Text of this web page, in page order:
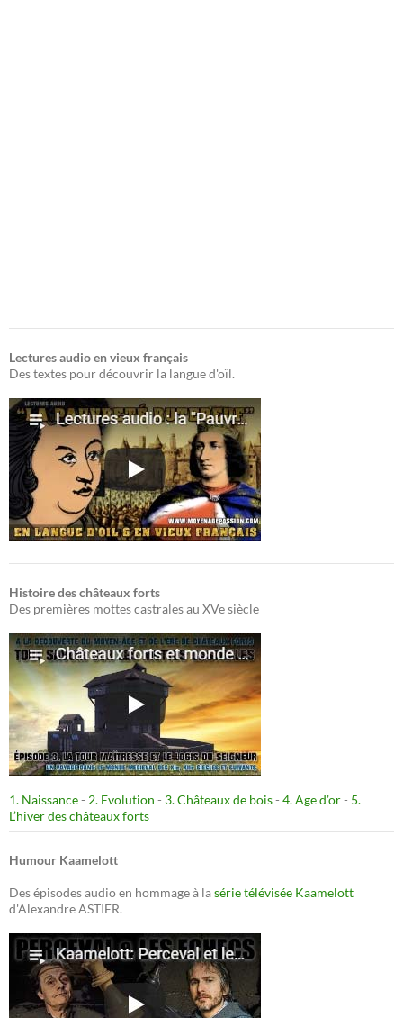
Lectures audio en vieux français
Des textes pour découvrir la langue d'oïl.
Histoire des châteaux forts
Des premières mottes castrales au XVe siècle
1. Naissance- 2. Evolution - 3. Châteaux de bois- 4. Age d’or- 5.
L’hiver des châteaux forts
Humour Kaamelott
Des épisodes audio en hommage à lasérie télévisée Kaamelott
d'Alexandre ASTIER.